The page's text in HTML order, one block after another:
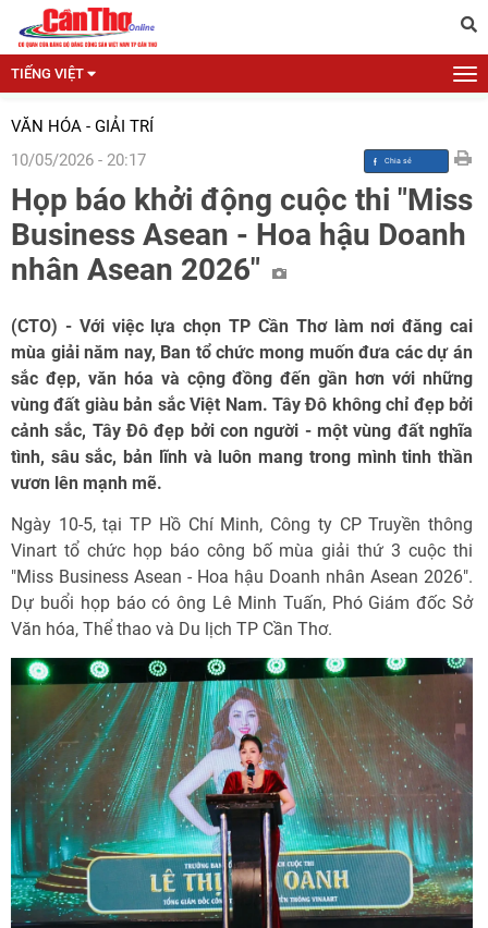
TIẾNG VIỆT
VĂN HÓA - GIẢI TRÍ
10/05/2026 - 20:17
Họp báo khởi động cuộc thi "Miss
Business Asean - Hoa hậu Doanh
nhân Asean 2026"
(CTO) - Với việc lựa chọn TP Cần Thơ làm nơi đăng cai
mùa giải năm nay, Ban tổ chức mong muốn đưa các dự án
sắc đẹp, văn hóa và cộng đồng đến gần hơn với những
vùng đất giàu bản sắc Việt Nam. Tây Đô không chỉ đẹp bởi
cảnh sắc, Tây Đô đẹp bởi con người - một vùng đất nghĩa
tình, sâu sắc, bản lĩnh và luôn mang trong mình tinh thần
vươn lên mạnh mẽ.
Ngày 10-5, tại TP Hồ Chí Minh, Công ty CP Truyền thông
Vinart tổ chức họp báo công bố mùa giải thứ 3 cuộc thi
"Miss Business Asean - Hoa hậu Doanh nhân Asean 2026".
Dự buổi họp báo có ông Lê Minh Tuấn, Phó Giám đốc Sở
Văn hóa, Thể thao và Du lịch TP Cần Thơ.